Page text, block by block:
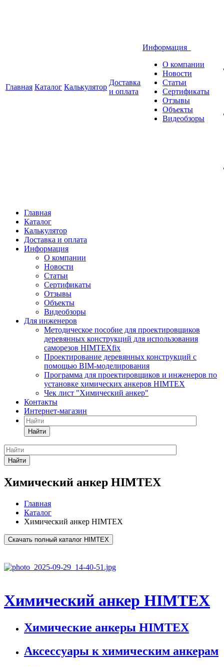
Главная Каталог Калькулятор
Доставка
и оплата
Информация
О компании
Новости
Статьи
Сертификаты
Отзывы
Объекты
Видеобзоры
Главная
Каталог
Калькулятор
Доставка и оплата
Информация
О компании
Новости
Статьи
Сертификаты
Отзывы
Объекты
Видеобзоры
Для инженеров
Методическое пособие для проектировщиков
деревянных конструкций для использования
саморезов HIMTEXfix
Проектирование деревянных конструкций с
помощью BIM-моделирования
Программа для проектировщиков и инженеров по
установке химических анкеров HIMTEX
Чек лист "Химический анкер"
Контакты
Интернет-магазин
Найти
Найти
Химический анкер HIMTEX
Главная
Каталог
Химический анкер HIMTEX
Скачать полный каталог HIMTEX
Химический анкер HIMTEX
Химические анкеры HIMTEX
Аксессуары к химическим анкерам